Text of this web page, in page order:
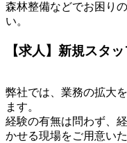
森林整備などでお困り
い。
【求人】新規スタ
弊社では、業務の拡大
ます。
経験の有無は問わず、
かせる現場をご用意いた